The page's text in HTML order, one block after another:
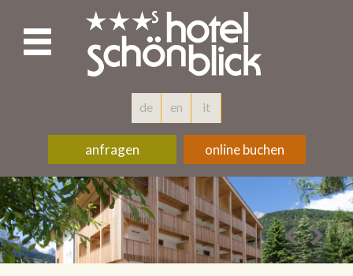
de en it
anfragen online buchen